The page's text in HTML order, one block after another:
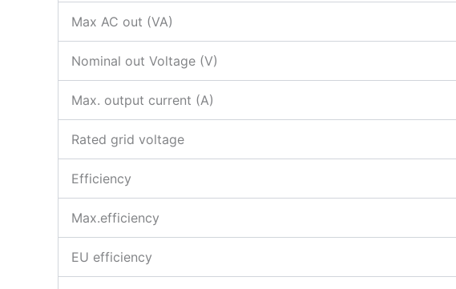
Max AC out (VA)
Nominal out Voltage (V)
Max. output current (A)
Rated grid voltage
Efficiency
Max.efficiency
EU efficiency